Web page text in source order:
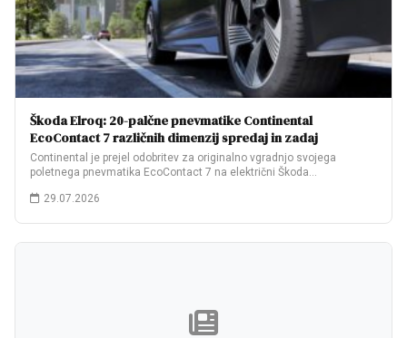
Škoda Elroq: 20-palčne pnevmatike Continental
EcoContact 7 različnih dimenzij spredaj in zadaj
Continental je prejel odobritev za originalno vgradnjo svojega
poletnega pnevmatika EcoContact 7 na električni Škoda…
29.07.2026